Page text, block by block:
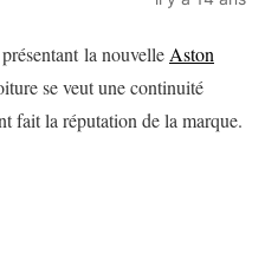
la nouvelle Aston
se veut une continuité
fait la réputation de la marque.